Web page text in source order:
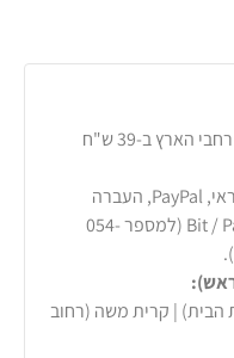
שליח עד הבית לכל רחבי הארץ ב-39 ש"ח
כרטיסי אשראי, PayPal, העברה
בנקאית או באפליקציות Bit / Paybox (למספר 054-
הבית) | קרית משה (רחוב